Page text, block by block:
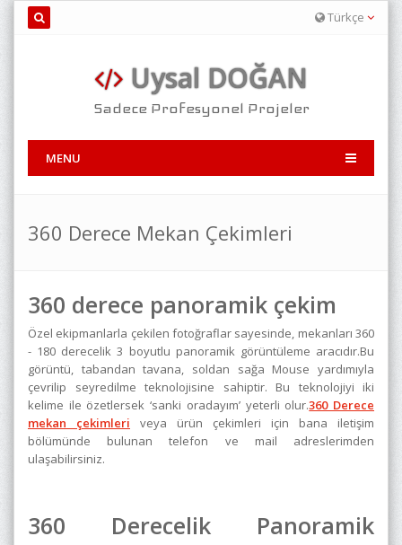
Türkçe
Uysal DOĞAN
Sadece Profesyonel Projeler
MENU
360 Derece Mekan Çekimleri
360 derece panoramik çekim
Özel ekipmanlarla çekilen fotoğraflar sayesinde, mekanları 360
- 180 derecelik 3 boyutlu panoramik görüntüleme aracıdır.Bu
görüntü, tabandan tavana, soldan sağa Mouse yardımıyla
çevrilip seyredilme teknolojisine sahiptir. Bu teknolojiyi iki
kelime ile özetlersek ‘sanki oradayım’ yeterli olur.360 Derece
mekan çekimleri veya ürün çekimleri için bana iletişim
bölümünde bulunan telefon ve mail adreslerimden
ulaşabilirsiniz.
360 Derecelik Panoramik